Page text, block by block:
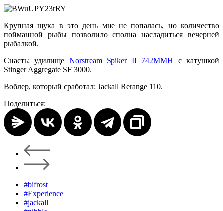
Крупная щука в это день мне не попалась, но количество
пойманной рыбы позволило сполна насладиться вечерней
рыбалкой.
Снасть: удилище Norstream Spiker II 742MMH с катушкой
Stinger Aggregate SF 3000.
Воблер, который сработал: Jackall Rerange 110.
Поделиться:
#bifrost
#Experience
#jackall